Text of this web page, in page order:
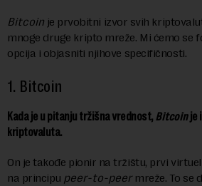
Bitcoin je prvobitni izvor svih
mnoge druge kripto mreže. Mi ćemo se
opcija i objasniti njihove specifičnosti.
1. Bitcoin
Kada je u pitanju tržišna vrednost, Bitcoinje
kriptovaluta.
On je takođe pionir na tržištu, prvi
na principu peer-to-peermreže. To se